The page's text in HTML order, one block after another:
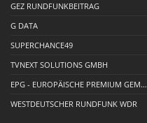
GEZ RUNDFUNKBEITRAG
G DATA
SUPERCHANCE49
TVNEXT SOLUTIONS GMBH
EPG - EUROPÄISCHE PREMIUM GEM…
WESTDEUTSCHER RUNDFUNK WDR